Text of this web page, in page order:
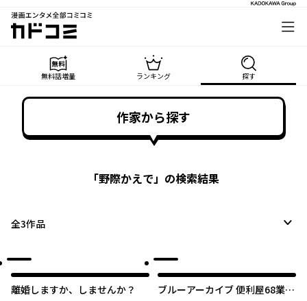
漫画エンタメ全部コミコミ
カドコミ
無料話増量 ランキング 探す
作家から探す
「野際かえで」の検索結果
全3作品
離婚しますか、しませんか？
ブルーアーカイブ 便利屋68業務